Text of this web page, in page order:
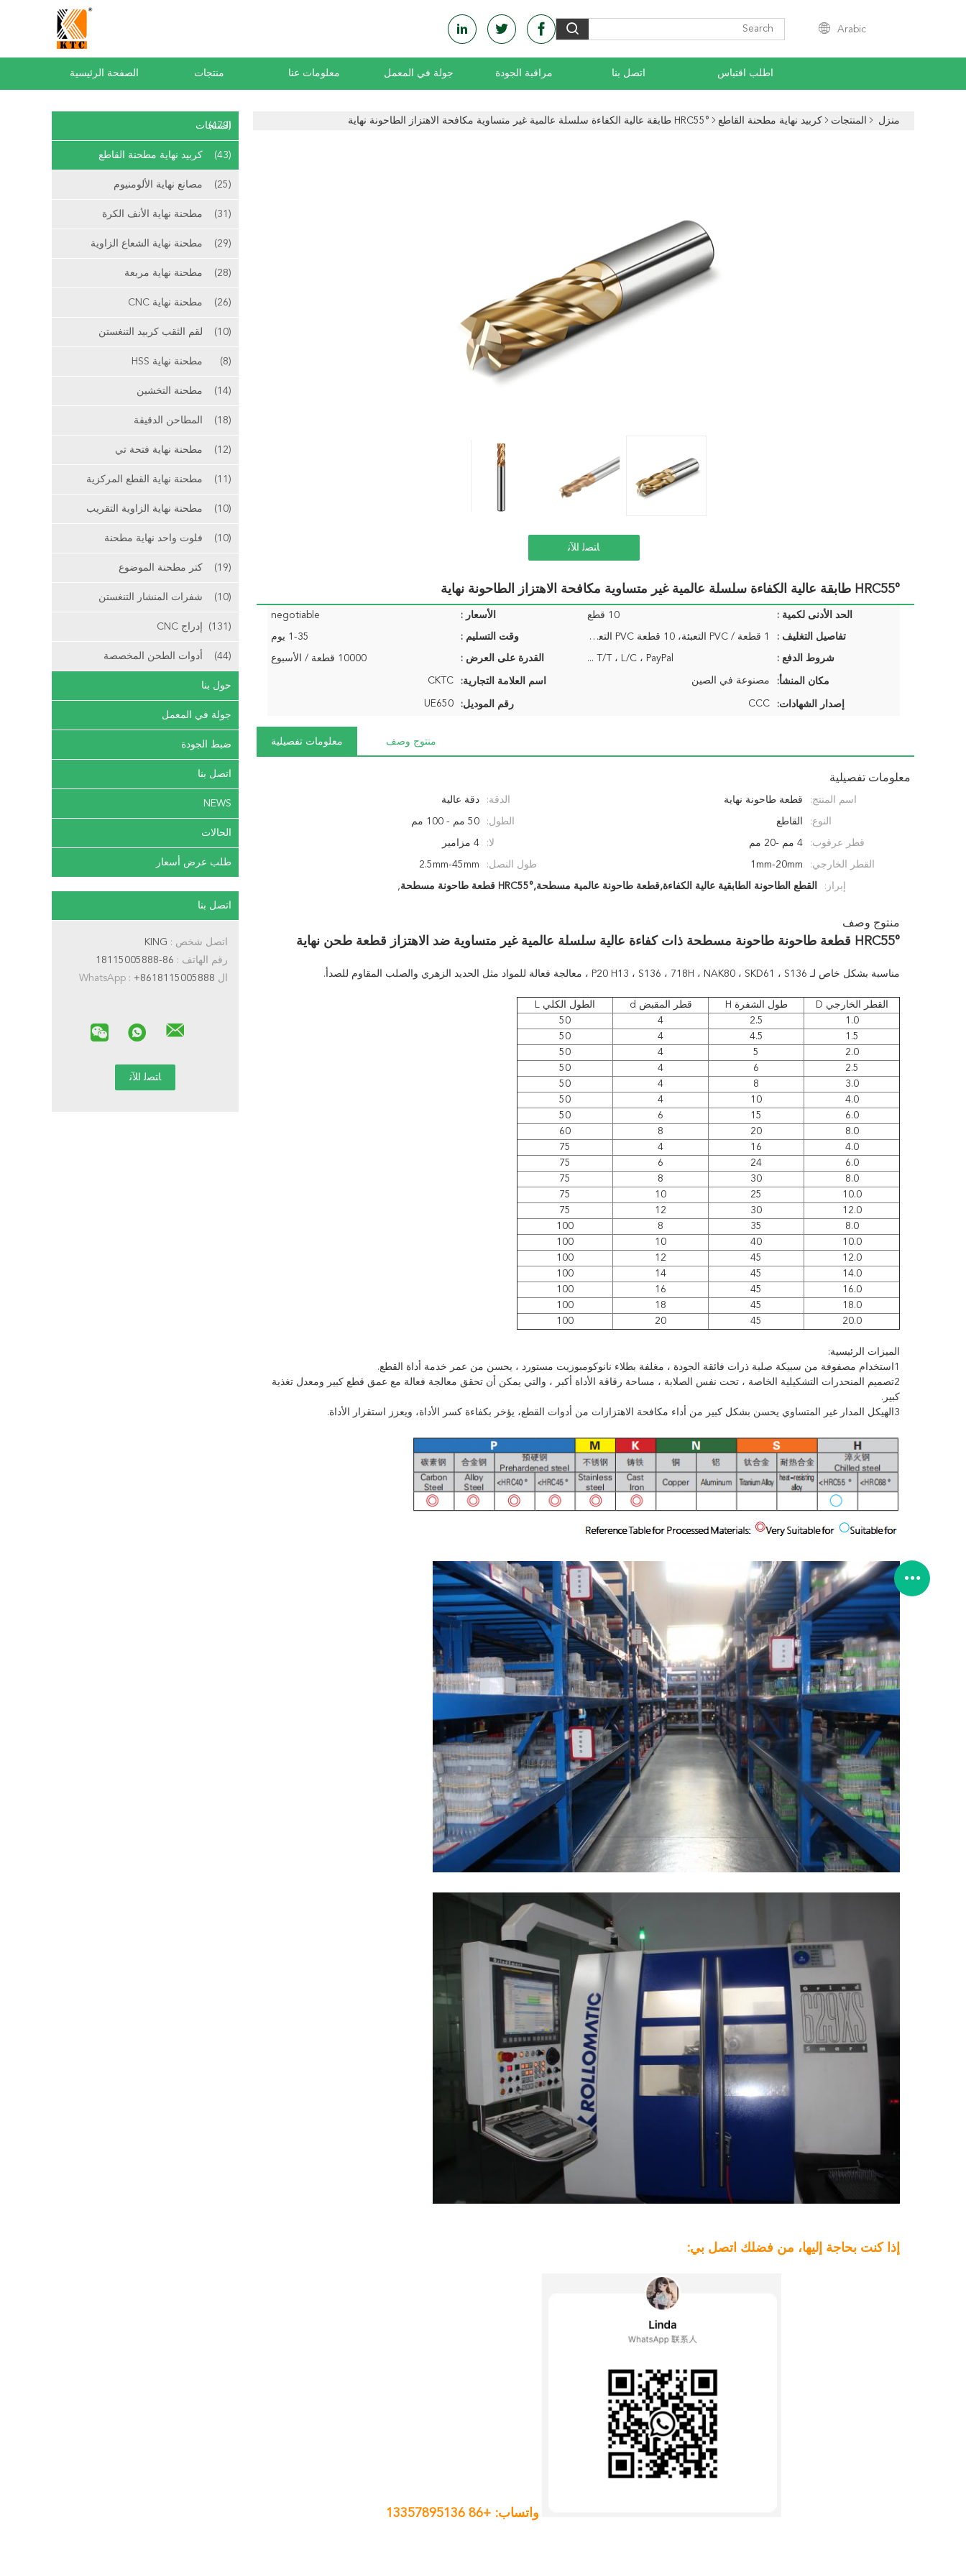
Arabic
الصفحة الرئيسية منتجات معلومات عنا جولة في المعمل مراقبة الجودة اتصل بنا اطلب اقتباس
المنتجات(479)
كربيد نهاية مطحنة القاطع (43)
مصانع نهاية الألومنيوم (25)
مطحنة نهاية الأنف الكرة (31)
مطحنة نهاية الشعاع الزاوية (29)
مطحنة نهاية مربعة (28)
مطحنة نهاية CNC (26)
لقم الثقب كربيد التنغستن (10)
مطحنة نهاية HSS (8)
مطحنة التخشين (14)
المطاحن الدقيقة (18)
مطحنة نهاية فتحة تي (12)
مطحنة نهاية القطع المركزية (11)
مطحنة نهاية الزاوية التقريب (10)
فلوت واحد نهاية مطحنة (10)
كتر مطحنة الموضوع (19)
شفرات المنشار التنغستن (10)
إدراج CNC (131)
أدوات الطحن المخصصة (44)
حول بنا
جولة في المعمل
ضبط الجودة
اتصل بنا
NEWS
الحالات
طلب عرض أسعار
اتصل بنا
اتصل شخص :
رقم الهاتف :
ال WhatsApp : +8618115005888
منزل المنتجات كربيد نهاية مطحنة القاطع HRC55° طابقة عالية الكفاءة سلسلة عالمية غير متساوية مكافحة الاهتزاز الطاحونة نهاية
ﺎﺘﺼﻟ ﺍﻶﻧ
HRC55° طابقة عالية الكفاءة سلسلة عالمية غير متساوية مكافحة الاهتزاز الطاحونة نهاية
الحد الأدنى لكمية : 10 قطع الأسعار : negotiable
تفاصيل التغليف : 1 قطعة / PVC التعبئة، 10 قطعة PVC التعبئة / التعبئة... وقت التسليم : 1-35 يوم
شروط الدفع : T/T ، L/C ، PayPal ... القدرة على العرض : 10000 قطعة / الأسبوع
مكان المنشأ: مصنوعة في الصين اسم العلامة التجارية: CKTC
إصدار الشهادات: CCC رقم الموديل: UE650
معلومات تفصيلية منتوج وصف
معلومات تفصيلية
اسم المنتج: قطعة طاحونة نهاية الدقة: دقة عالية
النوع: القاطع الطول: 50 مم - 100 مم
قطر عرقوب: 4 مم -20 مم لا: 4 مزامير
القطر الخارجي: 1mm-20mm طول النصل: 2.5mm-45mm
إبراز: القطع الطاحونة الطابقية عالية الكفاءة,قطعة طاحونة عالمية مسطحة,HRC55° قطعة طاحونة مسطحة ,
منتوج وصف
HRC55° قطعة طاحونة طاحونة مسطحة ذات كفاءة عالية سلسلة عالمية غير متساوية ضد الاهتزاز قطعة طحن نهاية
مناسبة بشكل خاص لـ P20 H13 ، S136 ، 718H ، NAK80 ، SKD61 ، S136 ، معالجة فعالة للمواد مثل الحديد الزهري والصلب المقاوم للصدأ.
القطر الخارجي D طول الشفرة H قطر المقبض d
الطول الكلي L
1.0
2.5
4
50
1.5
4.5
4
50
2.0
5
4
50
2.5
6
4
50
3.0
8
4
50
4.0
10
4
50
6.0
15
6
50
8.0
20
8
60
4.0
16
4
75
6.0
24
6
75
8.0
30
8
75
10.0
25
10
75
12.0
30
12
75
8.0
35
8
100
10.0
40
10
100
12.0
45
12
100
14.0
45
14
100
16.0
45
16
100
18.0
45
18
100
20.0
45
20
100
الميزات الرئيسية:
1استخدام مصفوفة من سبيكة صلبة ذرات فائقة الجودة ، مغلفة بطلاء نانوكومبوزيت مستورد ، يحسن من عمر خدمة أداة القطع.
2تصميم المنحدرات التشكيلية الخاصة ، تحت نفس الصلابة ، مساحة رقاقة الأداة أكبر ، والتي يمكن أن تحقق معالجة فعالة مع عمق قطع كبير ومعدل تغذية
كبير.
3الهيكل المدار غير المتساوي يحسن بشكل كبير من أداء مكافحة الاهتزازات من أدوات القطع، يؤخر بكفاءة كسر الأداة، ويعزز استقرار الأداة.
إذا كنت بحاجة إليها، من فضلك اتصل بي:
واتساب: +86 13357895136